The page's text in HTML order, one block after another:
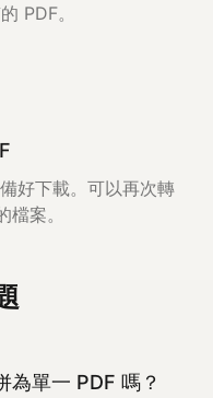
PDF。
好下載。可以再次轉
案。
為單一 PDF 嗎？